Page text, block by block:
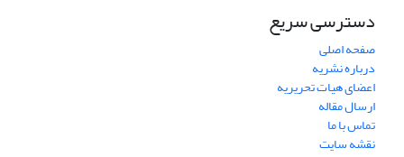
دسترسی سریع
صفحه اصلی
درباره نشریه
اعضای هیات تحریریه
ارسال مقاله
تماس با ما
نقشه سایت